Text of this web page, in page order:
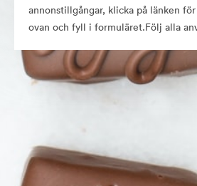
annonstillgångar, klicka på länken
ovan och fyll i formuläret.Följ alla